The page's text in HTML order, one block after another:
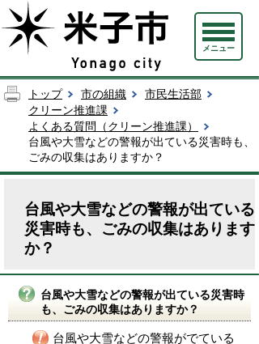
メニュー
トップ 市の組織
市民生活部
クリーン推進課
よくある質問（クリーン推進課）
台風や大雪などの警報が出ている災害時も、
ごみの収集はありますか？
台風や大雪などの警報が出ている
災害時も、ごみの収集はあります
か？
台風や大雪などの警報が出ている災害時
も、ごみの収集はありますか？
台風や大雪などの警報がでている